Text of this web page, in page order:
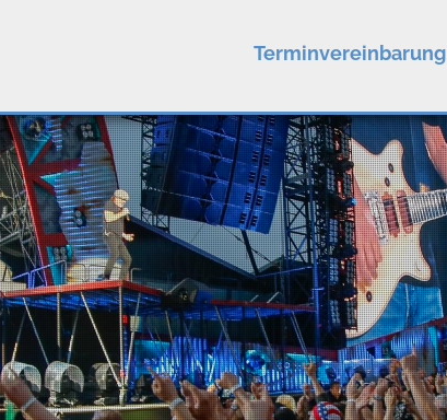
Terminvereinbarung